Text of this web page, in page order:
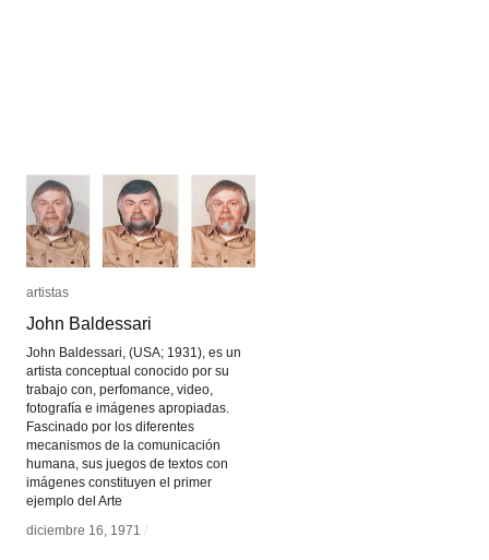
artistas
John Baldessari
John Baldessari, (USA; 1931), es un
artista conceptual conocido por su
trabajo con, perfomance, video,
fotografía e imágenes apropiadas.
Fascinado por los diferentes
mecanismos de la comunicación
humana, sus juegos de textos con
imágenes constituyen el primer
ejemplo del Arte
diciembre 16, 1971 /
artistas
John Baldessari
diciembre 16, 1971 /